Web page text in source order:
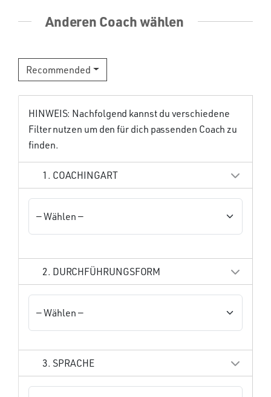
Anderen Coach wählen
Recommended
HINWEIS: Nachfolgend kannst du verschiedene
Filter nutzen um den für dich passenden Coach zu
finden.
1. COACHINGART
2. DURCHFÜHRUNGSFORM
3. SPRACHE